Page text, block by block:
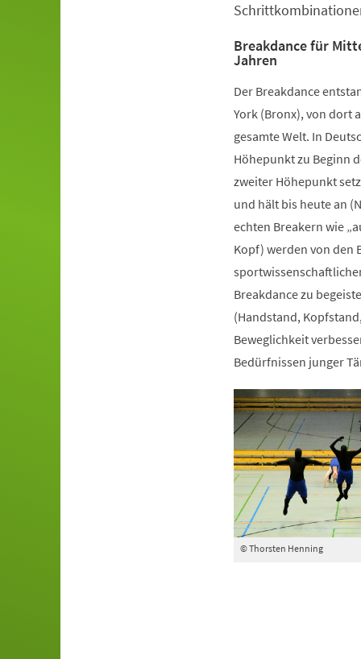
Breakdance für
Jahren
Der Breakdance
York (Bronx), von dort
gesamte Welt. In
Höhepunkt zu Beginn
zweiter Höhepunkt
und hält bis heute an
echten Breakern wie
Kopf) werden von den
Breakdance zu
(Handstand,
Beweglichkeit
Bedürfnissen junger
© Thorsten Henning